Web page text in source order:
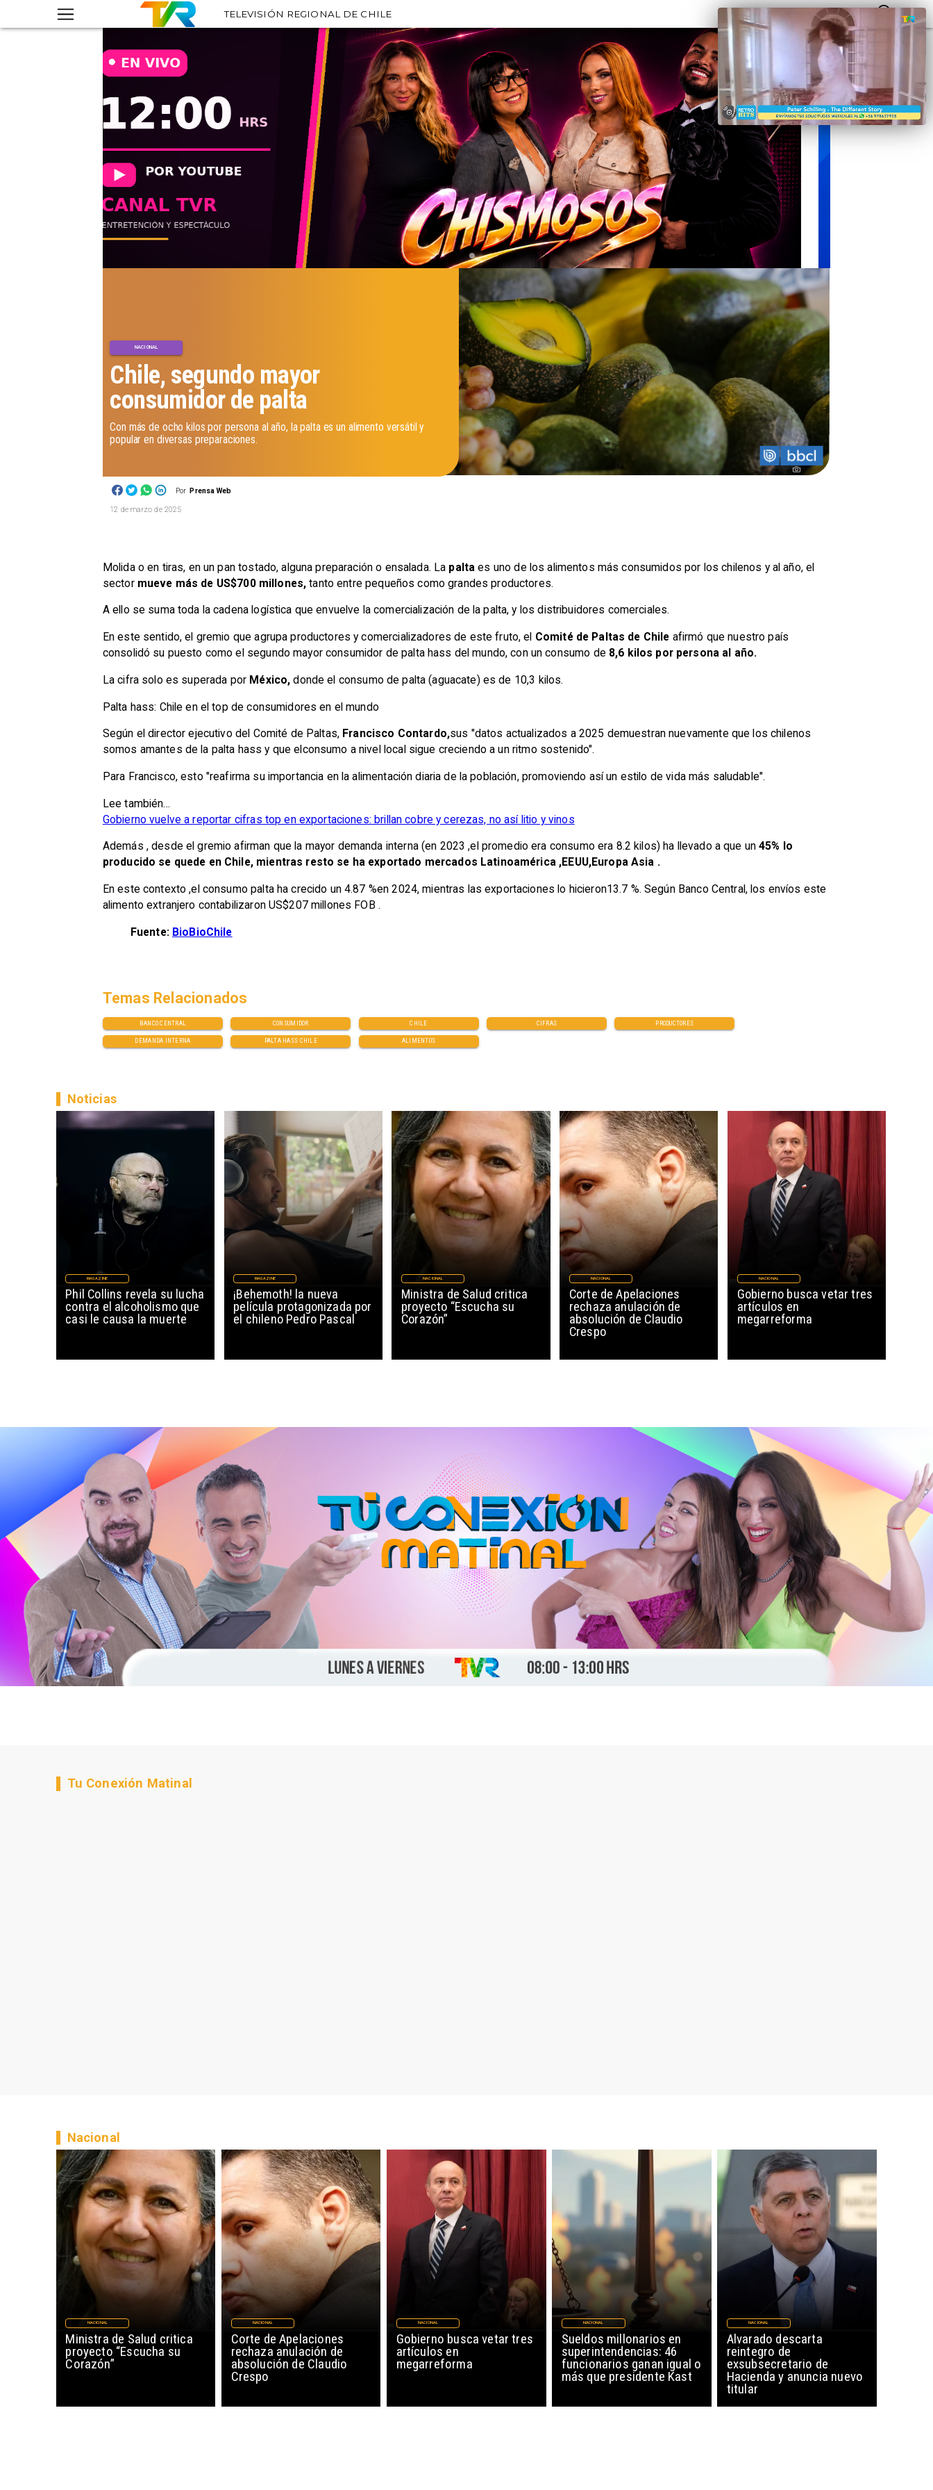
TELEVISIÓN REGIONAL DE CHILE
Por Prensa Web
Chile, segundo mayor
consumidor de palta
NACIONAL
Con más de ocho kilos por persona al año, la palta es un alimento versátil y
popular en diversas preparaciones.
12 de marzo de 2025
​​Molida o en tiras, en un pan tostado, alguna preparación o ensalada. La palta es uno de los alimentos más consumidos por los chilenos y al año, el
sector mueve más de US$700 millones, tanto entre pequeños como grandes productores.
A ello se suma toda la cadena logística que envuelve la comercialización de la palta, y los distribuidores comerciales.
En este sentido, el gremio que agrupa productores y comercializadores de este fruto, el Comité de Paltas de Chile afirmó que nuestro país
consolidó su puesto como el segundo mayor consumidor de palta hass del mundo, con un consumo de 8,6 kilos por persona al año.
La cifra solo es superada por México, donde el consumo de palta (aguacate) es de 10,3 kilos.
Palta hass: Chile en el top de consumidores en el mundo
Según el director ejecutivo del Comité de Paltas, Francisco Contardo,sus "datos actualizados a 2025 demuestran nuevamente que los chilenos
somos amantes de la palta hass y que el consumo a nivel local sigue creciendo a un ritmo sostenido".
Para Francisco, esto "reafirma su importancia en la alimentación diaria de la población, promoviendo así un estilo de vida más saludable".
Lee también...
Gobierno vuelve a reportar cifras top en exportaciones: brillan cobre y cerezas, no así litio y vinos
Además , desde el gremio afirman que la mayor demanda interna (en 2023 ,el promedio era consumo era 8.2 kilos) ha llevado a que un45% lo
producido se quede en Chile, mientras resto se ha exportado mercados Latinoamérica ,EEUU,Europa Asia .
En este contexto ,el consumo palta ha crecido un 4.87 %en 2024, mientras las exportaciones lo hicieron13.7 %. Según Banco Central, los envíos este
alimento extranjero contabilizaron US$207 millones FOB .
Fuente: BioBioChile
BANCO CENTRAL CONSUMIDOR CHILE CIFRAS PRODUCTORES
DEMANDA INTERNA PALTA HASS CHILE ALIMENTOS
Temas Relacionados
Phil Collins revela su lucha
contra el alcoholismo que
casi le causa la muerte
MAGAZINE
Noticias
¡Behemoth! la nueva
película protagonizada por
el chileno Pedro Pascal
MAGAZINE
Ministra de Salud critica
proyecto “Escucha su
Corazón”
NACIONAL
Corte de Apelaciones
rechaza anulación de
absolución de Claudio
Crespo
NACIONAL
Gobierno busca vetar tres
artículos en
megarreforma
NACIONAL
Tu Conexión Matinal
Ministra de Salud critica
proyecto “Escucha su
Corazón”
NACIONAL
Corte de Apelaciones
rechaza anulación de
absolución de Claudio
Crespo
NACIONAL
Gobierno busca vetar tres
artículos en
megarreforma
NACIONAL
Sueldos millonarios en
superintendencias: 46
funcionarios ganan igual o
más que presidente Kast
NACIONAL
Alvarado descarta
reintegro de
exsubsecretario de
Hacienda y anuncia nuevo
titular
NACIONAL
Nacional